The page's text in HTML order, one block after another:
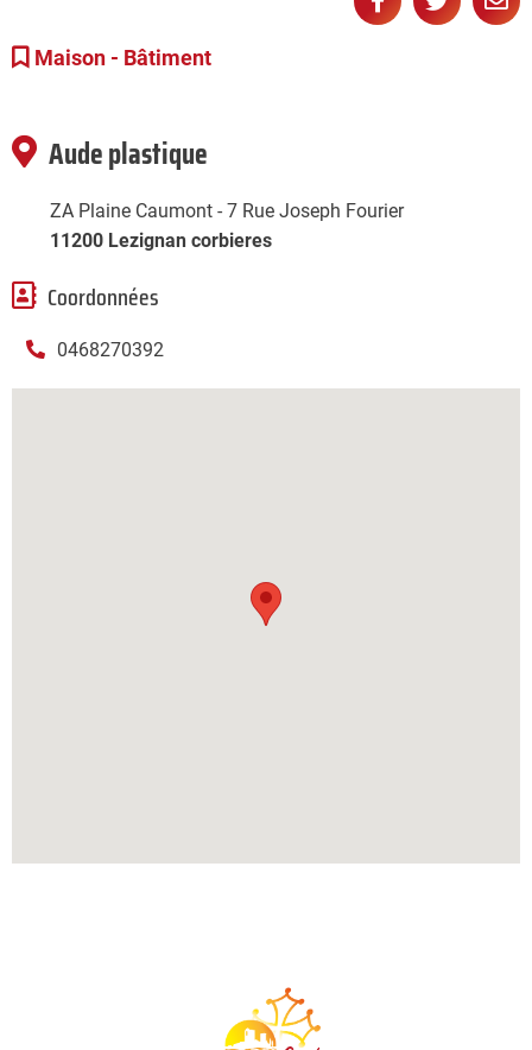
Maison - Bâtiment
Aude plastique
ZA Plaine Caumont - 7 Rue Joseph Fourier
11200 Lezignan corbieres
Coordonnées
0468270392